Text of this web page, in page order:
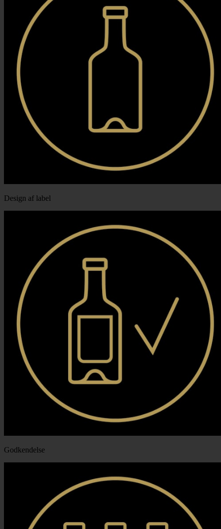
Design af label
Godkendelse